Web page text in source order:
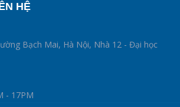
HỆ
Bạch Mai, Hà Nội, Nhà 12 - Đại học
- 17PM